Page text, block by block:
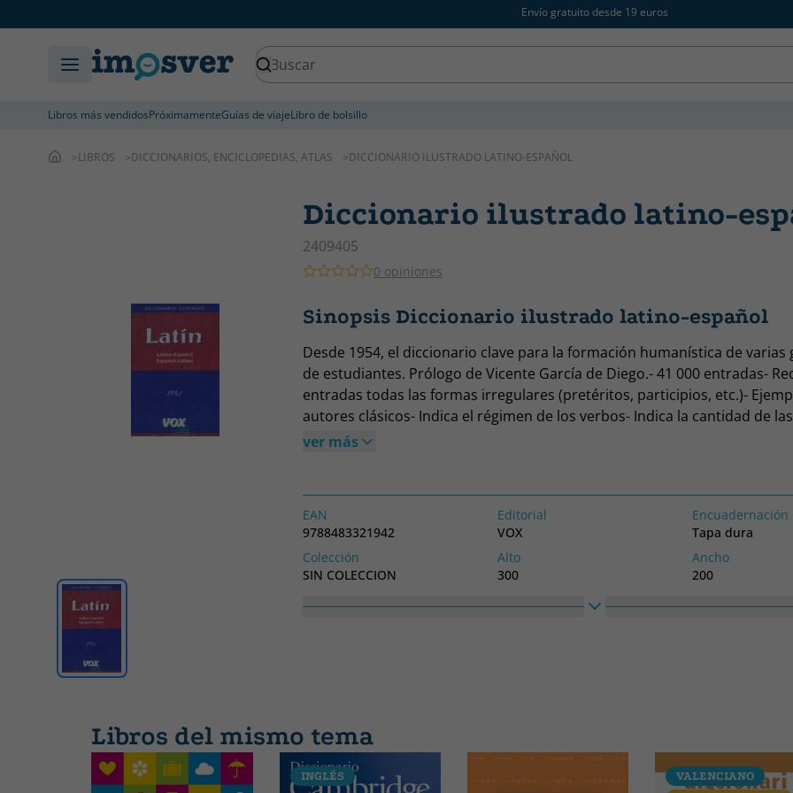
Envío gratuito desde 19 euros
Libros más vendidosPróximamenteGuías de viajeLibro de bolsillo
LIBROS DICCIONARIOS, ENCICLOPEDIAS, ATLAS DICCIONARIO ILUSTRADO LATINO-ESPAÑOL
Diccionario ilustrado latino-
2409405
0 opiniones
Sinopsis Diccionario ilustrado latino-español
Desde 1954, el diccionario clave para la formación humanística de varias
de estudiantes. Prólogo de Vicente García de Diego.- 41 000 entradas-
entradas todas las formas irregulares (pretéritos, participios, etc.)-
autores clásicos- Indica el régimen de los verbos- Indica la cantidad de
(largas y breves)- 91 grabados, mapas y explicaciones- Cuaderno de 64
ver más
EAN
9788483321942
Editorial
VOX
Encuadernación
Tapa dura
Colección
SIN COLECCION
Alto
300
Ancho
200
Libros del mismo tema
INGLÉS
VALENCIANO